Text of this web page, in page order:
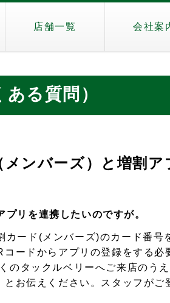
店舗一覧 会社案
る質問）
メンバーズ）と増割ア
プリを連携したいのですが。
ード(メンバーズ)のカード番号
ードからアプリの登録をする必
のタックルベリーへご来店のう
とお伝えください。スタッフが